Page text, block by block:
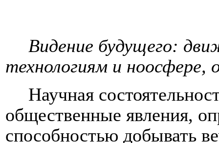
Видение будущего:
технологиям и ноосфере,
Научная
общественные явления,
способностью добывать